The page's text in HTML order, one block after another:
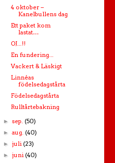
4 oktober –
Kanelbullens dag
Ett paket kom
lastat…
OJ...!!
En fundering...
Vackert & Läskigt
Linnéas
födelsedagstårta
Födelsedagstårta
Rulltårtebakning
►sep.(50)
►aug.(40)
► juli(23)
► juni(40)